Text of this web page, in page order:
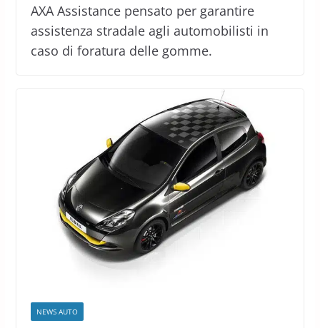
AXA Assistance pensato per garantire
assistenza stradale agli automobilisti in
caso di foratura delle gomme.
NEWS AUTO